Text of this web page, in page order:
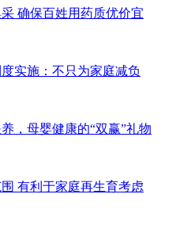
确保百姓用药质优价宜
实施：不只为家庭减负
，母婴健康的“双赢”礼物
有利于家庭再生育考虑